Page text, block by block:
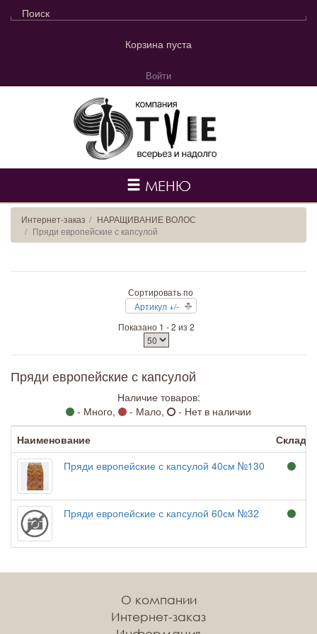
Корзина пуста
Войти
МЕНЮ
Интернет-заказ
НАРАЩИВАНИЕ ВОЛОС
Пряди европейские с капсулой
Сортировать по
Артикул +/-
Показано 1 - 2 из 2
Пряди европейские с капсулой
Наличие товаров:
- Много,
- Мало,
- Нет в наличии
Наименование
Склад
Пряди европейские с капсулой 40см №130
Пряди европейские с капсулой 60см №32
О компании
Интернет-заказ